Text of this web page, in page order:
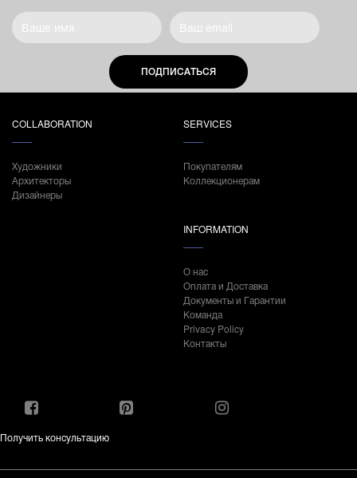
ПОДПИСАТЬСЯ
COLLABORATION
Художники
Архитекторы
Дизайнеры
SERVICES
Покупателям
Коллекционерам
INFORMATION
О нас
Оплата и Доставка
Документы и Гарантии
Команда
Privacy Policy
Контакты
Получить консультацию